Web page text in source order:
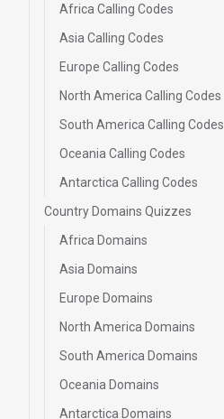
Africa Calling Codes
Asia Calling Codes
Europe Calling Codes
North America Calling Codes
South America Calling Codes
Oceania Calling Codes
Antarctica Calling Codes
Country Domains Quizzes
Africa Domains
Asia Domains
Europe Domains
North America Domains
South America Domains
Oceania Domains
Antarctica Domains